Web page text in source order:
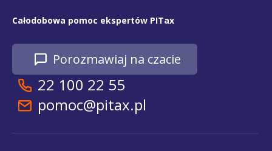
Całodobowa pomoc ekspertów PITax
Porozmawiaj na czacie
22 100 22 55
pomoc@pitax.pl